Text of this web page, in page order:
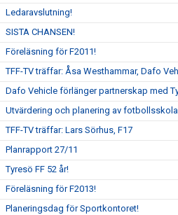
Ledaravslutning!
SISTA CHANSEN!
Föreläsning för F2011!
TFF-TV träffar: Åsa Westhammar, Dafo
Dafo Vehicle förlänger partnerskap med
Utvärdering och planering av
TFF-TV träffar: Lars Sörhus, F17
Planrapport 27/11
Tyresö FF 52 år!
Föreläsning för F2013!
Planeringsdag för Sportkontoret!